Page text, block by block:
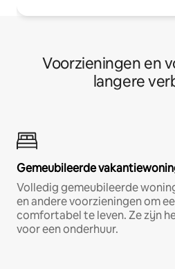
Voorzieningen en
langere
Gemeubileerde
Volledig gemeubileerde
en andere voorzieningen om
comfortabel te leven. Ze zijn
voor een onderhuur.